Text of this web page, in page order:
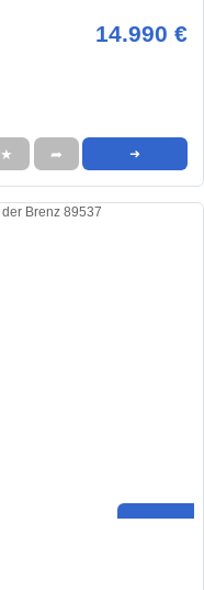
14.990 €
★ ➦ ➜